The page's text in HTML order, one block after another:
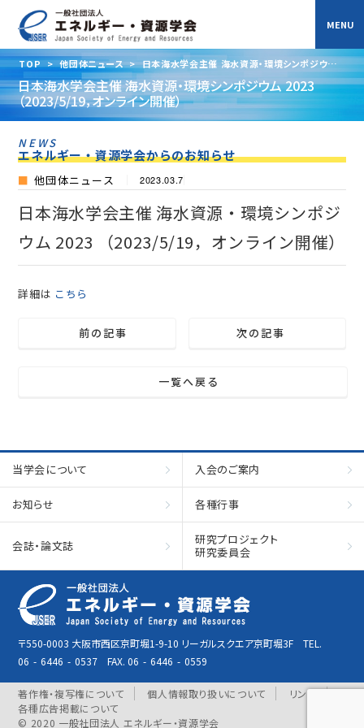
TOP > 他団体ニュース > 日本海水学会主催 海水資源・環境シンポジウム
2023 （2023/5/19，オンライン開催）
日本海水学会主催 海水資源・環境シンポジウム 2023
（2023/5/19，オンライン開催）
NEWS
エネルギー・資源学会からのお知らせ
他団体ニュース 2023.03.7
日本海水学会主催 海水資源・環境シンポジ
ウム 2023 （2023/5/19，オンライン開催）
詳細は こちら
前の記事
一覧へ戻る
次の記事
当学会について 入会のご案内
お知らせ 各種行事
会誌・論文誌
研究プロジェクト
研究委員会
〒550-0003 大阪市西区京町堀1-9-10 リーガルスクエア京町堀3F TEL.
06 - 6446 - 0537 FAX. 06 - 6446 - 0559
著作権・複写権について 個人情報取り扱いについて
リンク
各種広告掲載について
© 2020 一般社団法人 エネルギー・資源学会